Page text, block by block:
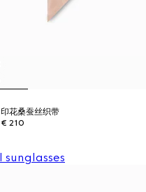
印花桑蚕丝织带
€ 210